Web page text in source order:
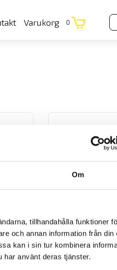
Om
tillhandahålla funktioner
och annan information från din
kan i sin tur kombinera
har använt deras tjänster.
Varukorg 0
2,700.00kr–